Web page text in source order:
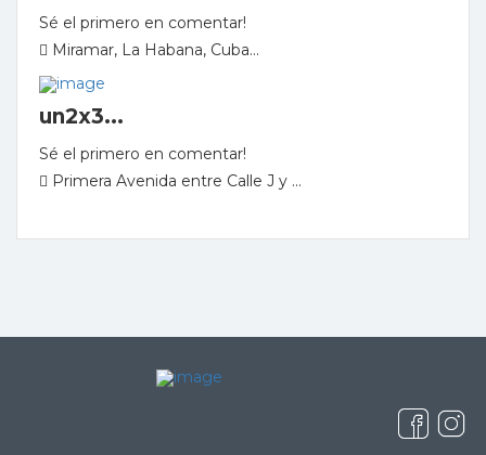
Sé el primero en comentar!
Miramar, La Habana, Cuba...
un2x3...
Sé el primero en comentar!
Primera Avenida entre Calle J y ...